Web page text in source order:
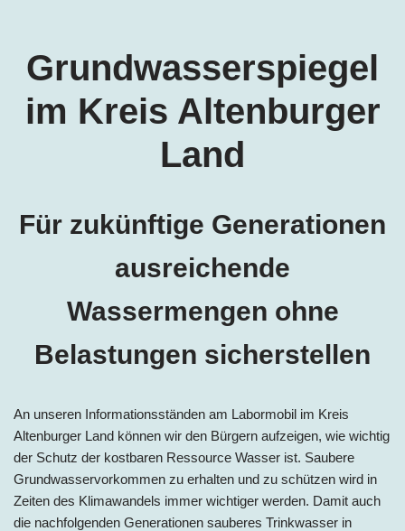
Grundwasserspiegel
im Kreis Altenburger
Land
Für zukünftige Generationen
ausreichende
Wassermengen ohne
Belastungen sicherstellen
An unseren Informationsständen am Labormobil im Kreis
Altenburger Land können wir den Bürgern aufzeigen, wie wichtig
der Schutz der kostbaren Ressource Wasser ist. Saubere
Grundwasservorkommen zu erhalten und zu schützen wird in
Zeiten des Klimawandels immer wichtiger werden. Damit auch
die nachfolgenden Generationen sauberes Trinkwasser in